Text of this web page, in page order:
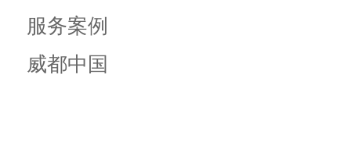
服务案例
威都中国